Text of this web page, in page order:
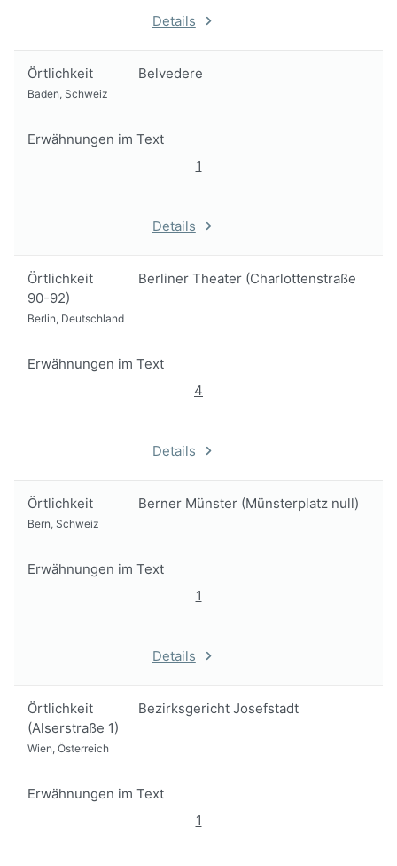
Details
Örtlichkeit Belvedere
Baden, Schweiz
Erwähnungen im Text
1
Details
Örtlichkeit
Berliner Theater (Charlottenstraße
90-92)
Berlin, Deutschland
Erwähnungen im Text
4
Details
Örtlichkeit Berner Münster (Münsterplatz null)
Bern, Schweiz
Erwähnungen im Text
1
Details
Örtlichkeit
Bezirksgericht Josefstadt
(Alserstraße 1)
Wien, Österreich
Erwähnungen im Text
1